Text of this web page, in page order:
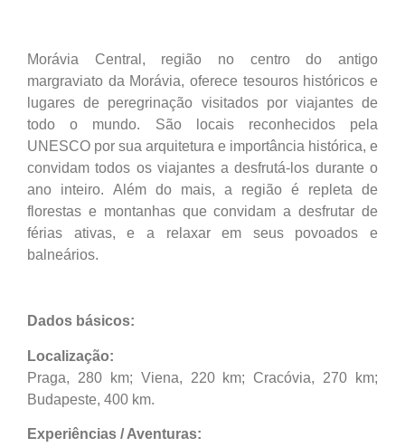
Morávia Central, região no centro do antigo
margraviato da Morávia, oferece tesouros históricos e
lugares de peregrinação visitados por viajantes de
todo o mundo. São locais reconhecidos pela
UNESCO por sua arquitetura e importância histórica, e
convidam todos os viajantes a desfrutá-los durante o
ano inteiro. Além do mais, a região é repleta de
florestas e montanhas que convidam a desfrutar de
férias ativas, e a relaxar em seus povoados e
balneários.
Dados básicos:
Localização:
Praga, 280 km; Viena, 220 km; Cracóvia, 270 km;
Budapeste, 400 km.
Experiências / Aventuras: